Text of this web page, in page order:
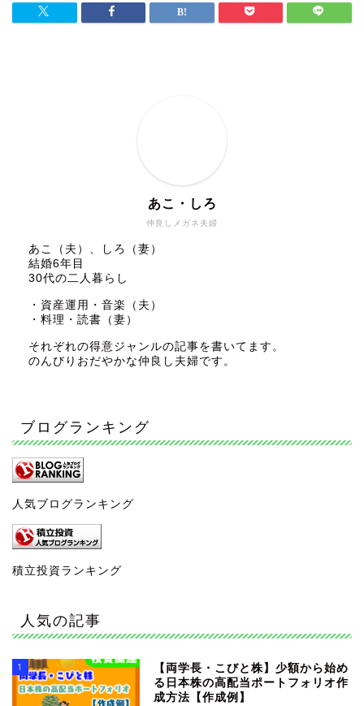
仲良しメガネ夫婦
あこ・しろ
あこ（夫）、しろ（妻）
結婚6年目
30代の二人暮らし
・資産運用・音楽（夫）
・料理・読書（妻）
それぞれの得意ジャンルの記事を書いてます。
のんびりおだやかな仲良し夫婦です。
ブログランキング
人気ブログランキング
積立投資ランキング
人気の記事
1
【両学長・こびと株】少額から始め
る日本株の高配当ポートフォリオ作
成方法【作成例】